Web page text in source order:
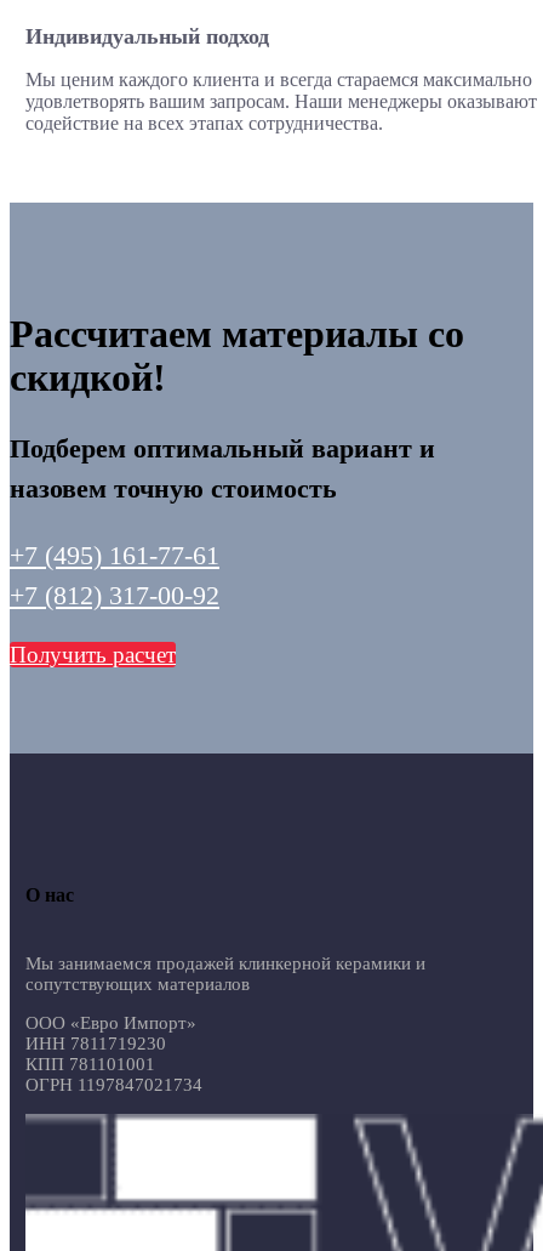
Индивидуальный подход
Мы ценим каждого клиента и всегда стараемся максимально
удовлетворять вашим запросам. Наши менеджеры оказывают
содействие на всех этапах сотрудничества.
Рассчитаем материалы со
скидкой!
Подберем оптимальный вариант и
назовем точную стоимость
+7 (495) 161-77-61
+7 (812) 317-00-92
Получить расчет
О нас
Мы занимаемся продажей клинкерной керамики и
сопутствующих материалов
ООО «Евро Импорт»
ИНН 7811719230
КПП 781101001
ОГРН 1197847021734